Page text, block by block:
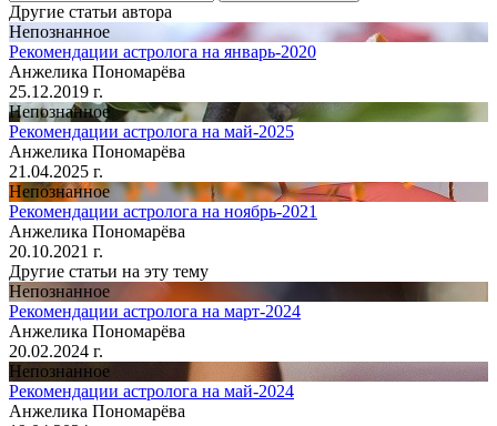
Другие статьи автора
Непознанное
Рекомендации астролога на январь-2020
Анжелика Пономарёва
25.12.2019 г.
Непознанное
Рекомендации астролога на май-2025
Анжелика Пономарёва
21.04.2025 г.
Непознанное
Рекомендации астролога на ноябрь-2021
Анжелика Пономарёва
20.10.2021 г.
Другие статьи на эту тему
Непознанное
Рекомендации астролога на март-2024
Анжелика Пономарёва
20.02.2024 г.
Непознанное
Рекомендации астролога на май-2024
Анжелика Пономарёва